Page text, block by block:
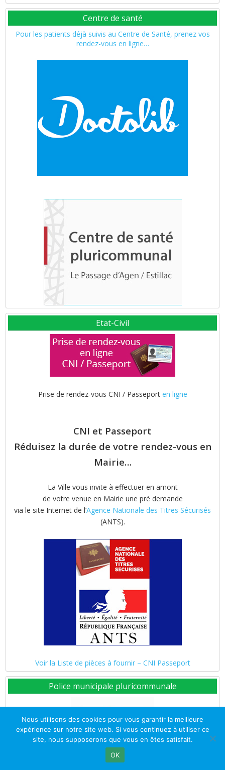
Centre de santé
Pour les patients déjà suivis au Centre de Santé, prenez vos
rendez-vous en ligne…
Etat-Civil
Prise de rendez-vous CNI / Passeport en ligne
CNI et Passeport
Réduisez la durée de votre rendez-vous en
Mairie…
La Ville vous invite à effectuer en amont
de votre venue en Mairie une pré demande
via le site Internet de l’Agence Nationale des Titres Sécurisés
(ANTS).
Voir la Liste de pièces à fournir – CNI Passeport
Police municipale pluricommunale
Nous utilisons des cookies pour vous garantir la meilleure
expérience sur notre site web. Si vous continuez à utiliser ce
site, nous supposerons que vous en êtes satisfait.
OK